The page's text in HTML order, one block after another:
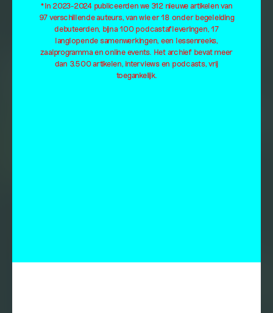
*In 2023-2024 publiceerden we 312 nieuwe artikelen van
97 verschillende auteurs, van wie er 18 onder begeleiding
debuteerden, bijna 100 podcastafleveringen, 17
langlopende samenwerkingen, een lessenreeks,
zaalprogramma en online events. Het archief bevat meer
dan 3.500 artikelen, interviews en podcasts, vrij
toegankelijk.